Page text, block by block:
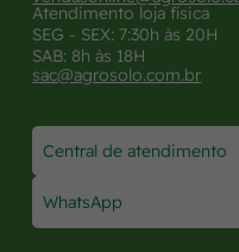
Atendimento loja física
SEG - SEX: 7:30h às 20H
SAB: 8h às 18H
sac@agrosolo.com.br
Central de atendimento
WhatsApp